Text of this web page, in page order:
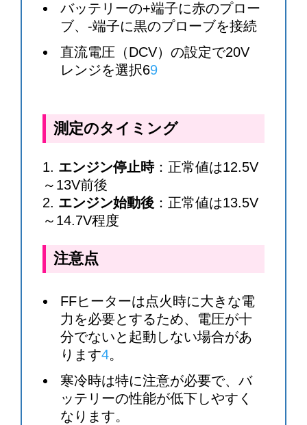
バッテリーの+端子に赤のプロー
ブ、-端子に黒のプローブを接続
直流電圧（DCV）の設定で20V
レンジを選択69
測定のタイミング
エンジン停止時：正常値は12.5V
～13V前後
エンジン始動後 ：正常値は13.5V
～14.7V程度
注意点
FFヒーターは点火時に大きな電
力を必要とするため、電圧が十
分でないと起動しない場合があ
ります4。
寒冷時は特に注意が必要で、バ
ッテリーの性能が低下しやすく
なります。